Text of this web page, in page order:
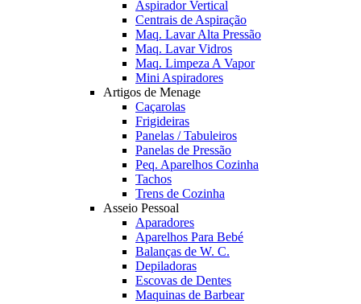
Aspirador Vertical
Centrais de Aspiração
Maq. Lavar Alta Pressão
Maq. Lavar Vidros
Maq. Limpeza A Vapor
Mini Aspiradores
Artigos de Menage
Caçarolas
Frigideiras
Panelas / Tabuleiros
Panelas de Pressão
Peq. Aparelhos Cozinha
Tachos
Trens de Cozinha
Asseio Pessoal
Aparadores
Aparelhos Para Bebé
Balanças de W. C.
Depiladoras
Escovas de Dentes
Maquinas de Barbear